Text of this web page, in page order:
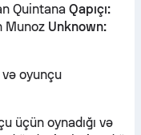
Quintana Qapıçı:
Munoz Unknown:
və oyunçu
üçün oynadığı və